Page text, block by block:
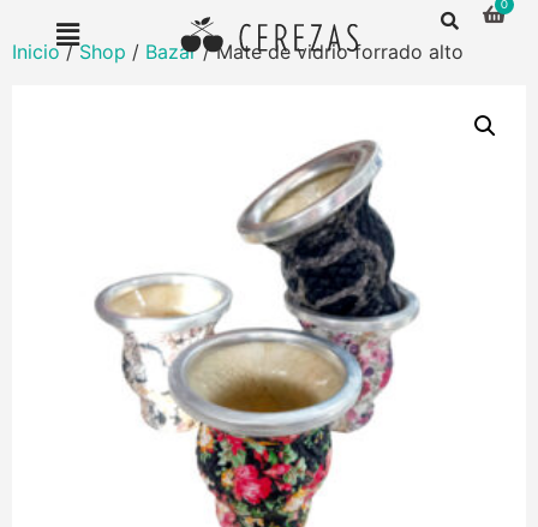
Inicio/Shop / Bazar/ Mate de vidrio forrado alto